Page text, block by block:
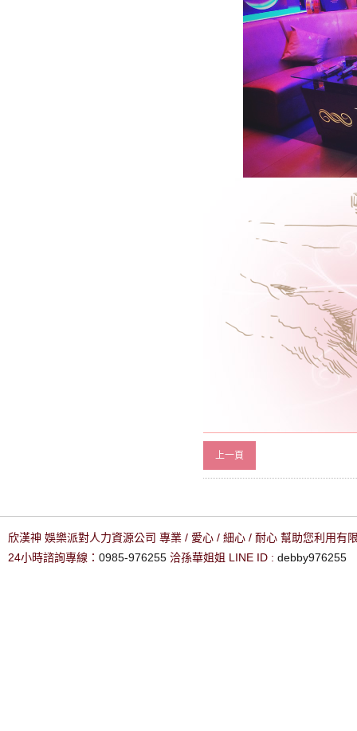
上一頁
欣漢神 娛樂派對人力資源公司 專業 / 愛心 / 細心 / 耐心 幫助您利用有
24小時諮詢專線： 0985-976255 洽孫華姐姐 LINE ID : debby976255